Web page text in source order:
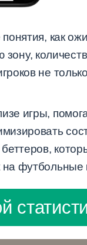
как
не
игры,
на футбольные